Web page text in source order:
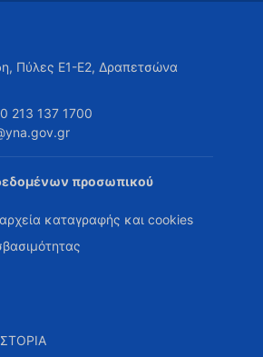
Πύλες Ε1-Ε2, Δραπετσώνα
213 137 1700
προσωπικού
αρχεία καταγραφής και cookies